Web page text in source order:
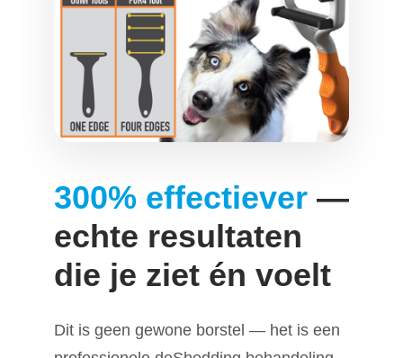
300% effectiever —
echte resultaten
die je ziet én voelt
Dit is geen gewone borstel — het is een